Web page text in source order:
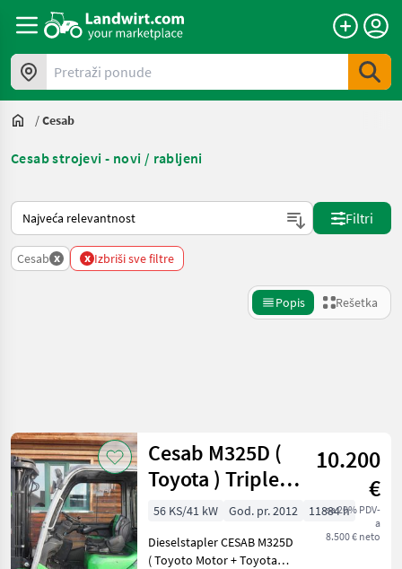
Pretraži ponude
/Cesab
Cesab strojevi - novi / rabljeni
Tako se sortira na Landwirt.com
Filtri
Cesab x x Izbriši sve filtre
Popis Rešetka
Kategorija 1 Država Filtri
TRENUTNA
STAZA
Cesab
Poništi
Prikaži
13
rezultata
Cesab M325D (
Toyota ) Triplex
+ SS + 4. Kreis
10.200
€
sa 20% PDV-
a
8.500 € neto
56 KS/41 kW God. pr. 2012
11884 h
Dieselstapler CESAB M325D
( Toyoto Motor + Toyota